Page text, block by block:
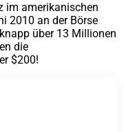
im amerikanischen
2010 an der Börse
über 13 Millionen
die
$200!